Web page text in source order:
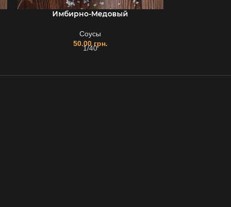
Имбирно-Медовый
Соусы
50.00 грн.
1/40